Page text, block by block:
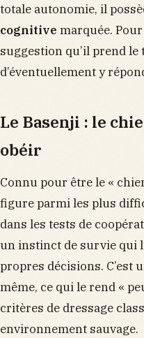
totale autonomie, il
cognitive marquée.
suggestion qu’il prend le
d’éventuellement y
Le Basenji : le
obéir
Connu pour être le «
figure parmi les plus
dans les tests de
un instinct de survie qui
propres décisions. C’est
même, ce qui le rend «
critères de dressage
environnement sauvage.